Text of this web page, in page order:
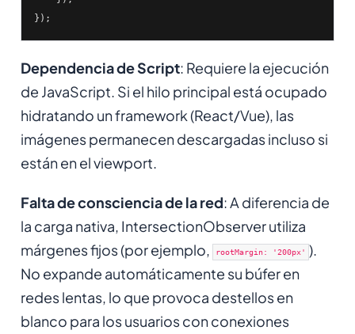
});
Dependencia de Script: Requiere la ejecución
de JavaScript. Si el hilo principal está ocupado
hidratando un framework (React/Vue), las
imágenes permanecen descargadas incluso si
están en el viewport.
Falta de consciencia de la red: A diferencia de
la carga nativa, IntersectionObserver utiliza
márgenes fijos (por ejemplo,
rootMargin: '200px' ).
No expande automáticamente su búfer en
redes lentas, lo que provoca destellos en
blanco para los usuarios con conexiones